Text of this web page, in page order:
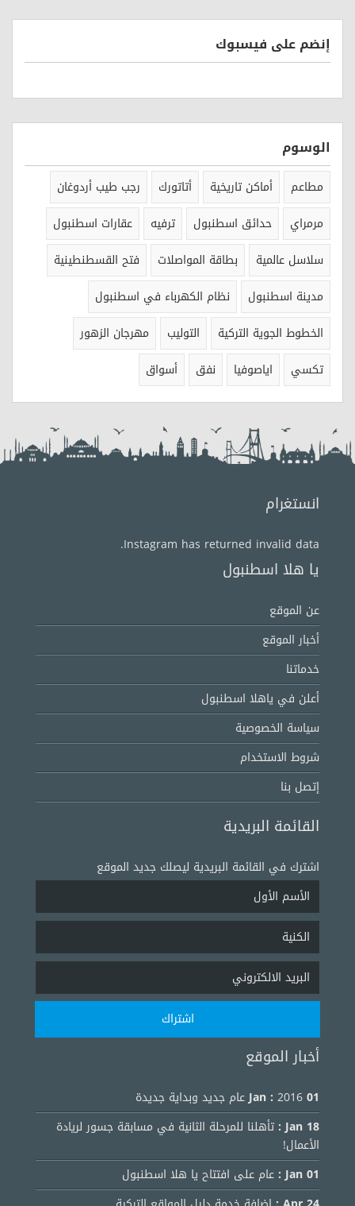
إنضم على فيسبوك
الوسوم
مطاعم أماكن تاريخية أتاتورك
رجب طيب أردوغان
مرمراي
حدائق اسطنبول ترفيه
عقارات اسطنبول
سلاسل عالمية
بطاقة المواصلات
فتح القسطنطينية
مدينة اسطنبول
نظام الكهرباء في اسطنبول
الخطوط الجوية التركية
التوليب
مهرجان الزهور
تكسي
اياصوفيا نفق أسواق
انستغرام
Instagram has returned invalid data.
يا هلا اسطنبول
عن الموقع
أخبار الموقع
خدماتنا
أعلن في ياهلا اسطنبول
سياسة الخصوصية
شروط الاستخدام
إتصل بنا
القائمة البريدية
اشترك في القائمة البريدية ليصلك جديد الموقع
أخبار الموقع
01 Jan :2016 عام جديد وبداية جديدة
18 Jan :
تأهلنا للمرحلة الثانية في مسابقة جسور لريادة
الأعمال!
01 Jan :
عام على افتتاح يا هلا اسطنبول